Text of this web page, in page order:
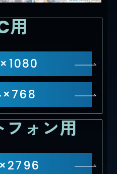
用
フォン用